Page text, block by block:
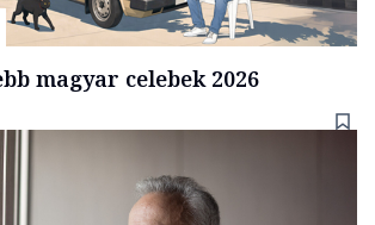
magyar celebek 2026